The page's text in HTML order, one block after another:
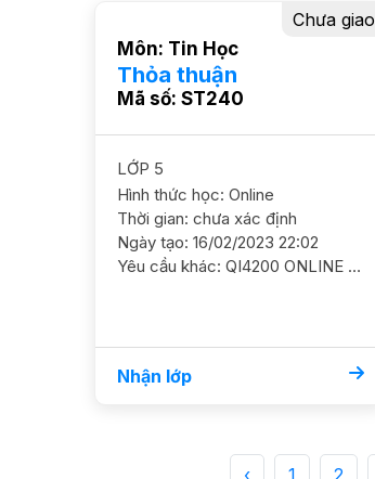
Môn: Tin Học
Thỏa thuận
Mã số: ST240
Chưa giao
LỚP 5
Hình thức học: Online
Thời gian: chưa xác định
Ngày tạo: 16/02/2023 22:02
Yêu cầu khác: QI4200 ONLINE - HS ở Đà Nẵng Tin 5/ HS nam/ HL Khá HS học 3 tháng Python Cần GS bổ trợ thêm kiến thức cơ bản và nâng cao thêm Tháng 3 HS dự thi kỳ thi Tin học trẻ Mục tiêu học chuyên Tin
Nhận lớp
‹ 1 2